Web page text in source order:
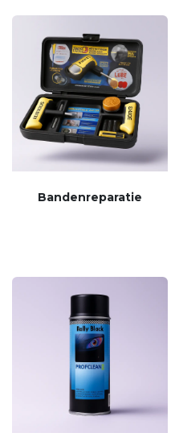
Bandenreparatie